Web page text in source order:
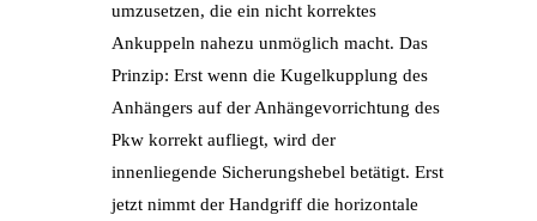
umzusetzen, die ein nicht korrektes
Ankuppeln nahezu unmöglich macht. Das
Prinzip: Erst wenn die Kugelkupplung des
Anhängers auf der Anhängevorrichtung des
Pkw korrekt aufliegt, wird der
innenliegende Sicherungshebel betätigt. Erst
jetzt nimmt der Handgriff die horizontale